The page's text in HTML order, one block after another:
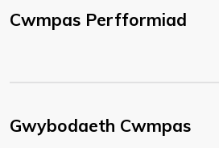
Cwmpas Perfformiad
Gwybodaeth Cwmpas